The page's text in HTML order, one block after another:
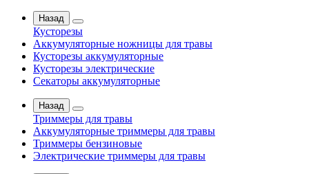
Назад
Кусторезы
Аккумуляторные ножницы для травы
Кусторезы аккумуляторные
Кусторезы электрические
Секаторы аккумуляторные
Назад
Триммеры для травы
Аккумуляторные триммеры для травы
Триммеры бензиновые
Электрические триммеры для травы